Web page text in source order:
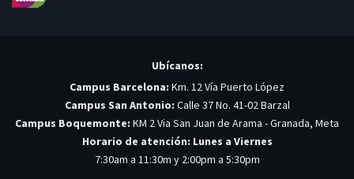
Ubícanos:
Campus Barcelona: Km. 12 Vía Puerto López
Campus San Antonio: Calle 37 No. 41-02 Barzal
Campus Boquemonte: KM 2 Via San Juan de Arama - Granada, Meta
Horario de atención: Lunes a Viernes
7:30am a 11:30m y 2:00pm a 5:30pm